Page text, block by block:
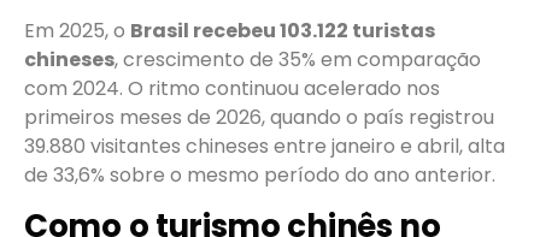
Em 2025, o Brasil recebeu 103.122 turistas
chineses, crescimento de 35% em comparação
com 2024. O ritmo continuou acelerado nos
primeiros meses de 2026, quando o país registrou
39.880 visitantes chineses entre janeiro e abril, alta
de 33,6% sobre o mesmo período do ano anterior.
Como o turismo chinês no